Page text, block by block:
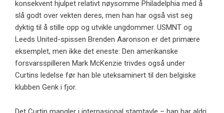
konsekvent hjulpet relativt nøysomme Philadelphia med å
slå godt over vekten deres, men han har også vist seg
dyktig til å stille opp og utvikle ungdommer. USMNT og
Leeds United-spissen Brenden Aaronson er det primære
eksemplet, men ikke det eneste: Den amerikanske
forsvarsspilleren Mark McKenzie trivdes også under
Curtins ledelse før han ble uteksaminert til den belgiske
klubben Genk i fjor.